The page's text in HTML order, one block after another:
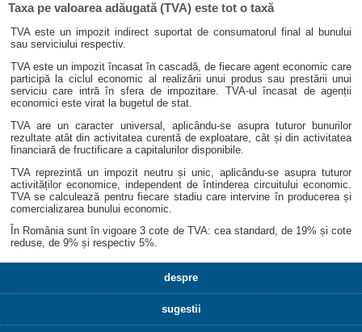
Taxa pe valoarea adăugată (TVA) este tot o taxă
TVA este un impozit indirect suportat de consumatorul final al bunului
sau serviciului respectiv.
TVA este un impozit încasat în cascadă, de fiecare agent economic care
participă la ciclul economic al realizării unui produs sau prestării unui
serviciu care intră în sfera de impozitare. TVA-ul încasat de agenții
economici este virat la bugetul de stat.
TVA are un caracter universal, aplicându-se asupra tuturor bunurilor
rezultate atât din activitatea curentă de exploatare, cât și din activitatea
financiară de fructificare a capitalurilor disponibile.
TVA reprezintă un impozit neutru și unic, aplicându-se asupra tuturor
activităților economice, independent de întinderea circuitului economic.
TVA se calculează pentru fiecare stadiu care intervine în producerea și
comercializarea bunului economic.
În România sunt în vigoare 3 cote de TVA: cea standard, de 19% și cote
reduse, de 9% și respectiv 5%.
despre
sugestii